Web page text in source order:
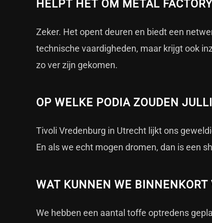
HELPT HET OM METAL
Zeker. Het opent deuren en biedt een
technische vaardigheden, maar krijgt ook
zo ver zijn gekomen.
OP WELKE PODIA ZOUDEN
Tivoli Vredenburg in Utrecht lijkt ons
En als we echt mogen dromen, dan is een
WAT KUNNEN WE
We hebben een aantal toffe optredens